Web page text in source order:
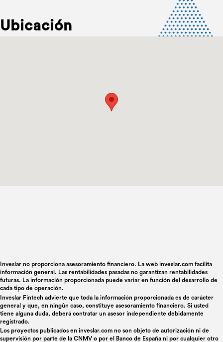
Ubicación
Inveslar no proporciona asesoramiento financiero. La web inveslar.com facilita
información general. Las rentabilidades pasadas no garantizan rentabilidades
futuras. La información proporcionada puede variar en función del desarrollo de
cada tipo de operación.
Inveslar Fintech advierte que toda la información proporcionada es de carácter
general y que, en ningún caso, constituye asesoramiento financiero. Si usted
tiene alguna duda, deberá contratar un asesor independiente debidamente
registrado.
Los proyectos publicados en inveslar.com no son objeto de autorización ni de
supervisión por parte de la CNMV o por el Banco de España ni por cualquier otro